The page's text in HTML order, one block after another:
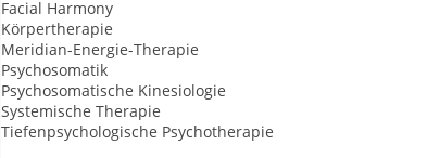
Facial Harmony
Körpertherapie
Meridian-Energie-Therapie
Psychosomatik
Psychosomatische Kinesiologie
Systemische Therapie
Tiefenpsychologische Psychotherapie